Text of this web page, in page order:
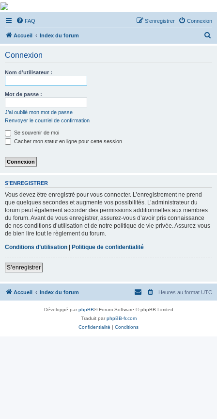
De Musicae Militari -
Forums
Forums de discussions
FAQ Connexion
S’enregistrer
Accueil Index du forum
Connexion
Nom d’utilisateur :
Mot de passe :
J’ai oublié mon mot de passe
Renvoyer le courriel de confirmation
Se souvenir de moi
Cacher mon statut en ligne pour cette session
S’ENREGISTRER
Vous devez être enregistré pour vous connecter. L’enregistrement ne prend
que quelques secondes et augmente vos possibilités. L’administrateur du
forum peut également accorder des permissions additionnelles aux membres
du forum. Avant de vous enregistrer, assurez-vous d’avoir pris connaissance
de nos conditions d’utilisation et de notre politique de vie privée. Assurez-vous
de bien lire tout le règlement du forum.
Conditions d’utilisation | Politique de confidentialité
S’enregistrer
Accueil Index du forum Heures au format UTC
Développé parphpBB® Forum Software © phpBB Limited
Traduit parphpBB-fr.com
Confidentialité | Conditions